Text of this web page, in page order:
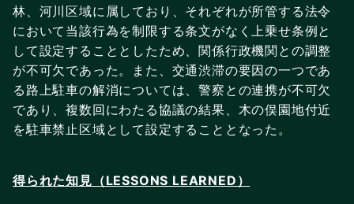
林、河川区域に属しており、それぞれが所管する法令
において当該行為を制限する条文がなく上乗せ条例と
して設定することとしたため、関係行政機関との調整
が不可欠であった。また、交通渋滞の要因の一つであ
る路上駐車の解消については、警察との連携が不可欠
であり、複数回にわたる協議の結果、木の俣園地付近
を駐車禁止区域として設定することとなった。
得られた知見（LESSONS LEARNED）